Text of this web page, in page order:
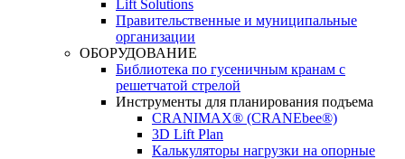
Lift Solutions
Правительственные и муниципальные
организации
ОБОРУДОВАНИЕ
Библиотека по гусеничным кранам с
решетчатой стрелой
Инструменты для планирования подъема
CRANIMAX® (CRANEbee®)
3D Lift Plan
Калькуляторы нагрузки на опорные